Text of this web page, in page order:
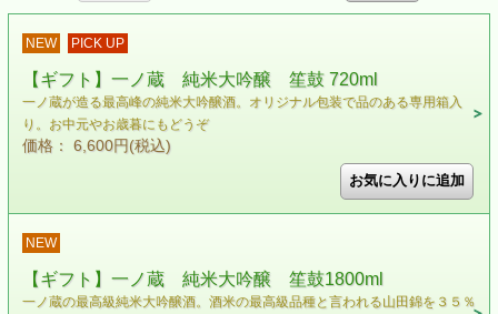
NEW PICK UP
【ギフト】一ノ蔵 純米大吟醸 笙鼓 720ml
一ノ蔵が造る最高峰の純米大吟醸酒。オリジナル包装で品のある専用箱入
り。お中元やお歳暮にもどうぞ
価格： 6,600円(税込)
NEW
【ギフト】一ノ蔵 純米大吟醸 笙鼓1800ml
一ノ蔵の最高級純米大吟醸酒。酒米の最高級品種と言われる山田錦を３５％